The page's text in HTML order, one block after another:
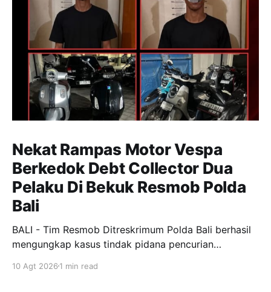
Nekat Rampas Motor Vespa
Berkedok Debt Collector Dua
Pelaku Di Bekuk Resmob Polda
Bali
BALI - Tim Resmob Ditreskrimum Polda Bali berhasil
mengungkap kasus tindak pidana pencurian
sebagai debt collector. Dua orang pelaku berhasil
10 Agt 2026 1 min read